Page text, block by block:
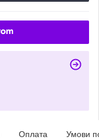
Оплата Умови